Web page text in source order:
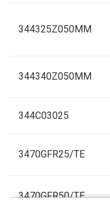
344325Z050MM
344340Z050MM
344C03025
3470GFR25/TE
3470GFR50/TE